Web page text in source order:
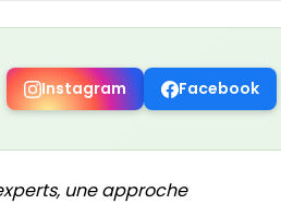
Instagram Facebook
une approche